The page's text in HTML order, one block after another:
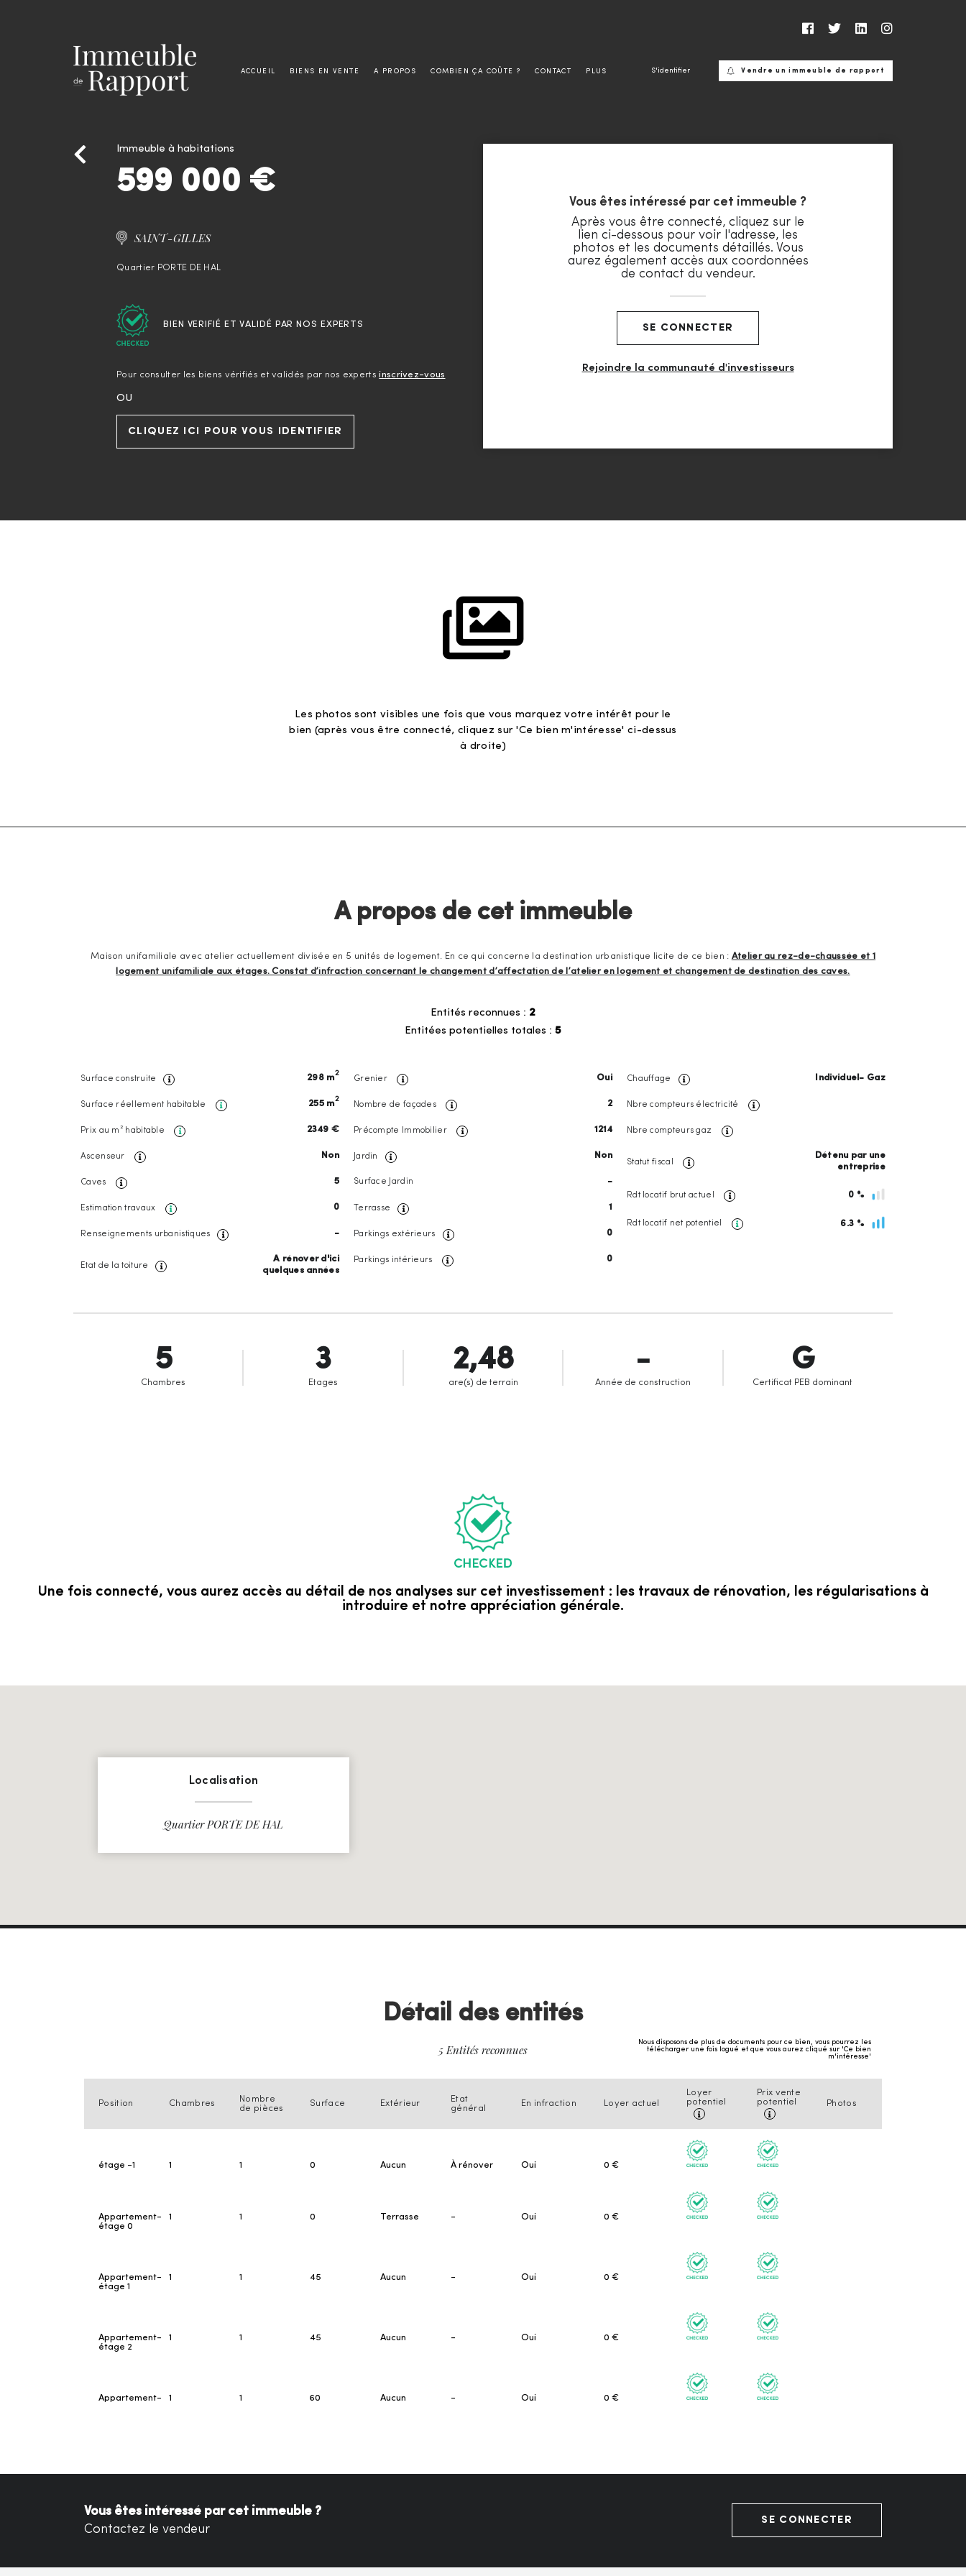
ACCUEIL BIENS EN VENTE A PROPOS COMBIEN ÇA COÛTE ? CONTACT PLUS S'identifier Vendre un immeuble de rapport
Immeuble à habitations
599 000 €
SAINT-GILLES
Quartier PORTE DE HAL
BIEN VERIFIÉ ET VALIDÉ PAR NOS EXPERTS
Pour consulter les biens vérifiés et validés par nos expertsinscrivez-vous
OU
CLIQUEZ ICI POUR VOUS IDENTIFIER
Vous êtes intéressé par cet immeuble ?
Après vous être connecté, cliquez sur le
lien ci-dessous pour voir l'adresse, les
photos et les documents détaillés. Vous
aurez également accès aux coordonnées
de contact du vendeur.
SE CONNECTER
Rejoindre la communauté d'investisseurs
Les photos sont visibles une fois que vous marquez votre intérêt pour le
bien (après vous être connecté, cliquez sur 'Ce bien m'intéresse' ci-dessus
à droite)
A propos de cet immeuble
Maison unifamiliale avec atelier actuellement divisée en 5 unités de logement. En ce qui concerne la destination urbanistique licite de ce bien : Atelier au rez-de-chaussée et 1
logement unifamiliale aux étages. Constat d’infraction concernant le changement d’affectation de l’atelier en logement et changement de destination des caves.
Entités reconnues : 2
Entitées potentielles totales : 5
Surface construite 298 m2
Surface réellement habitable 255 m2
Prix au m² habitable 2349 €
Ascenseur Non
Caves 5
Estimation travaux 0
Renseignements urbanistiques -
Etat de la toiture
A rénover d'ici
quelques années
Grenier Oui
Nombre de façades 2
Précompte Immobilier 1214
Jardin Non
Surface Jardin -
Terrasse 1
Parkings extérieurs 0
Parkings intérieurs 0
Chauffage Individuel- Gaz
Nbre compteurs électricité
Nbre compteurs gaz
Statut fiscal
Détenu par une
entreprise
Rdt locatif brut actuel 0 %
Rdt locatif net potentiel 6.3 %
5
Chambres
3
Etages
2,48
are(s) de terrain
-
Année de construction
G
Certificat PEB dominant
Une fois connecté, vous aurez accès au détail de nos analyses sur cet investissement : les travaux de rénovation, les régularisations à
introduire et notre appréciation générale.
Localisation
Quartier PORTE DE HAL
Détail des entités
5 Entités reconnues
Nous disposons de plus de documents pour ce bien, vous pourrez les
télécharger une fois logué et que vous aurez cliqué sur 'Ce bien
m'intéresse'
Position Chambres
Nombre
de pièces
Surface Extérieur
Etat
général
En infraction Loyer actuel
Loyer
potentiel
Prix vente
potentiel
Photos
étage -1 1 1 0 Aucun À rénover Oui 0 €
Appartement-
étage 0
1 1 0 Terrasse - Oui 0 €
Appartement-
étage 1
1 1 45 Aucun - Oui 0 €
Appartement-
étage 2
1 1 45 Aucun - Oui 0 €
Appartement-
1 1 60 Aucun - Oui 0 €
Vous êtes intéressé par cet immeuble ?
Contactez le vendeur
SE CONNECTER